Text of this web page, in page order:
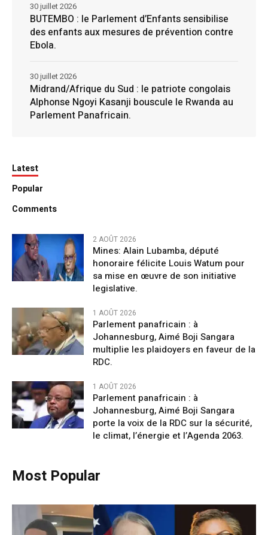
BUTEMBO : le Parlement d’Enfants sensibilise
des enfants aux mesures de prévention contre
Ebola.
30 juillet 2026
Midrand/Afrique du Sud : le patriote congolais
Alphonse Ngoyi Kasanji bouscule le Rwanda au
Parlement Panafricain.
30 juillet 2026
Latest
Popular
Comments
2 AOÛT 2026
Mines: Alain Lubamba, député
honoraire félicite Louis Watum pour
sa mise en œuvre de son initiative
legislative.
1 AOÛT 2026
Parlement panafricain : à
Johannesburg, Aimé Boji Sangara
multiplie les plaidoyers en faveur de la
RDC.
1 AOÛT 2026
Parlement panafricain : à
Johannesburg, Aimé Boji Sangara
porte la voix de la RDC sur la sécurité,
le climat, l’énergie et l’Agenda 2063.
Most Popular